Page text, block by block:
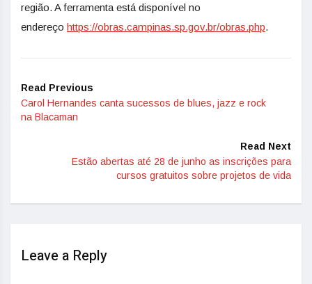
região. A ferramenta está disponível no
endereço https://obras.campinas.sp.gov.br/obras.php.
Read Previous
Carol Hernandes canta sucessos de blues, jazz e rock
na Blacaman
Read Next
Estão abertas até 28 de junho as inscrições para
cursos gratuitos sobre projetos de vida
Leave a Reply